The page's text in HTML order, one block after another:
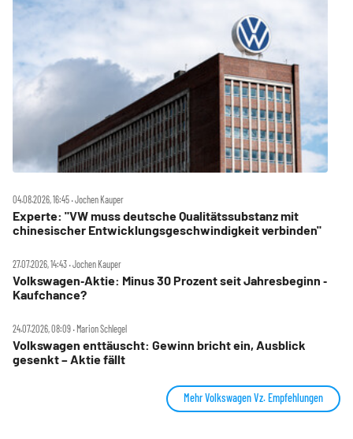
04.08.2026, 16:45 ‧ Jochen Kauper
Experte: "VW muss deutsche Qualitätssubstanz mit
chinesischer Entwicklungsgeschwindigkeit verbinden"
27.07.2026, 14:43 ‧ Jochen Kauper
Volkswagen‑Aktie: Minus 30 Prozent seit Jahresbeginn ‑
Kaufchance?
24.07.2026, 08:09 ‧ Marion Schlegel
Volkswagen enttäuscht: Gewinn bricht ein, Ausblick
gesenkt – Aktie fällt
Mehr Volkswagen Vz. Empfehlungen